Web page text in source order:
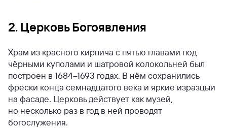
2. Церковь Богоявления
Храм из красного кирпича с пятью главами под
чёрными куполами и шатровой колокольней был
построен в 1684–1693 годах. В нём сохранились
фрески конца семнадцатого века и яркие изразцыи
на фасаде. Церковь действует как музей,
но несколько раз в год в ней проводят
богослужения.